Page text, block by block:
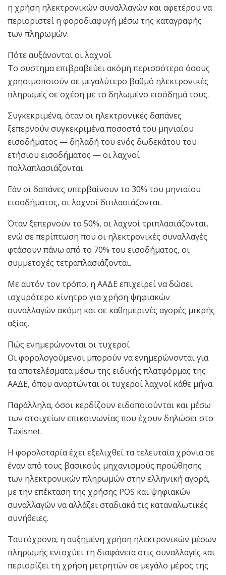
η χρήση ηλεκτρονικών συναλλαγών και αφετέρου να
περιοριστεί η φοροδιαφυγή μέσω της καταγραφής
των πληρωμών.
Πότε αυξάνονται οι λαχνοί
Το σύστημα επιβραβεύει ακόμη περισσότερο όσους
χρησιμοποιούν σε μεγαλύτερο βαθμό ηλεκτρονικές
πληρωμές σε σχέση με το δηλωμένο εισόδημά τους.
Συγκεκριμένα, όταν οι ηλεκτρονικές δαπάνες
ξεπερνούν συγκεκριμένα ποσοστά του μηνιαίου
εισοδήματος — δηλαδή του ενός δωδεκάτου του
ετήσιου εισοδήματος — οι λαχνοί
πολλαπλασιάζονται.
Εάν οι δαπάνες υπερβαίνουν το 30% του μηνιαίου
εισοδήματος, οι λαχνοί διπλασιάζονται.
Όταν ξεπερνούν το 50%, οι λαχνοί τριπλασιάζονται,
ενώ σε περίπτωση που οι ηλεκτρονικές συναλλαγές
φτάσουν πάνω από το 70% του εισοδήματος, οι
συμμετοχές τετραπλασιάζονται.
Με αυτόν τον τρόπο, η ΑΑΔΕ επιχειρεί να δώσει
ισχυρότερο κίνητρο για χρήση ψηφιακών
συναλλαγών ακόμη και σε καθημερινές αγορές μικρής
αξίας.
Πώς ενημερώνονται οι τυχεροί
Οι φορολογούμενοι μπορούν να ενημερώνονται για
τα αποτελέσματα μέσω της ειδικής πλατφόρμας της
ΑΑΔΕ, όπου αναρτώνται οι τυχεροί λαχνοί κάθε μήνα.
Παράλληλα, όσοι κερδίζουν ειδοποιούνται και μέσω
των στοιχείων επικοινωνίας που έχουν δηλώσει στο
Taxisnet.
Η φορολοταρία έχει εξελιχθεί τα τελευταία χρόνια σε
έναν από τους βασικούς μηχανισμούς προώθησης
των ηλεκτρονικών πληρωμών στην ελληνική αγορά,
με την επέκταση της χρήσης POS και ψηφιακών
συναλλαγών να αλλάζει σταδιακά τις καταναλωτικές
συνήθειες.
Ταυτόχρονα, η αυξημένη χρήση ηλεκτρονικών μέσων
πληρωμής ενισχύει τη διαφάνεια στις συναλλαγές και
περιορίζει τη χρήση μετρητών σε μεγάλο μέρος της